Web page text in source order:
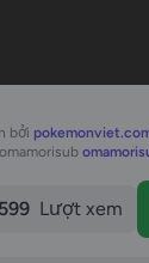
bởi
Lượt xem